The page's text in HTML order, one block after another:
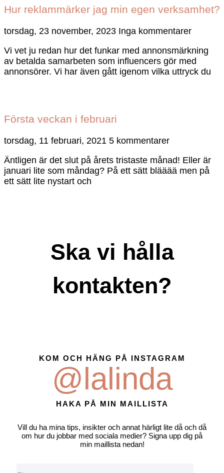
Hur reklammärker jag min egen verksamhet?
torsdag, 23 november, 2023 Inga kommentarer
Vi vet ju redan hur det funkar med annonsmärkning
av betalda samarbeten som influencers gör med
annonsörer. Vi har även gått igenom vilka uttryck du
Första veckan i februari
torsdag, 11 februari, 2021 5 kommentarer
Äntligen är det slut på årets tristaste månad! Eller är
januari lite som måndag? På ett sätt blääää men på
ett sätt lite nystart och
Ska vi hålla
kontakten?
KOM OCH HÄNG PÅ INSTAGRAM
@lalinda
HAKA PÅ MIN MAILLISTA
Vill du ha mina tips, insikter och annat härligt lite då och då
om hur du jobbar med sociala medier? Signa upp dig på
min maillista nedan!